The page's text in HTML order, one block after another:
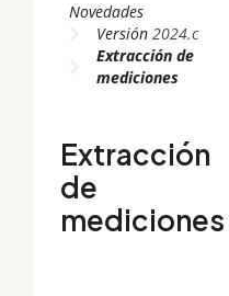
Novedades
Versión2024.c
Extracción de
mediciones
Extracción
de
mediciones